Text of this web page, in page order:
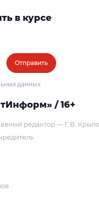
в курсе
Отправить
данных
/ 16+
редактор — Г. В.